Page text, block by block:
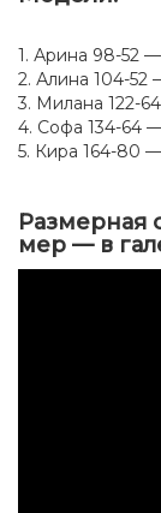
1. Арина 98-52
2. Алина 104-52
3. Милана 122-
4. Софа 134-64
5. Кира 164-80
Размерная
мер — в